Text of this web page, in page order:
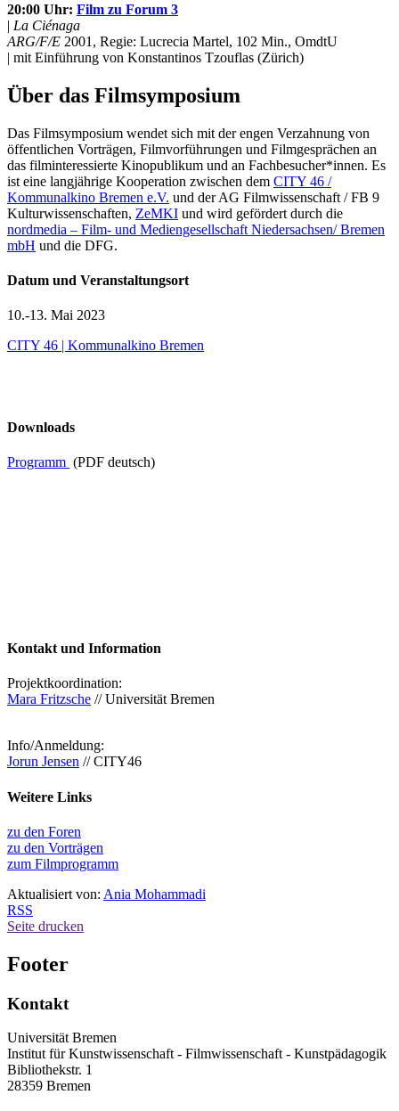
20:00 Uhr: Film zu Forum 3
| La Ciénaga
ARG/F/E 2001, Regie: Lucrecia Martel, 102 Min., OmdtU
| mit Einführung von Konstantinos Tzouflas (Zürich)
Über das Filmsymposium
Das Filmsymposium wendet sich mit der engen Verzahnung von
öffentlichen Vorträgen, Filmvorführungen und Filmgesprächen an
das filminteressierte Kinopublikum und an Fachbesucher*innen. Es
ist eine langjährige Kooperation zwischen dem CITY 46 /
Kommunalkino Bremen e.V. und der AG Filmwissenschaft / FB 9
Kulturwissenschaften, ZeMKI und wird gefördert durch die
nordmedia – Film- und Mediengesellschaft Niedersachsen/ Bremen
mbH und die DFG.
Datum und Veranstaltungsort
10.-13. Mai 2023
CITY 46 | Kommunalkino Bremen
Downloads
Programm (PDF deutsch)
Kontakt und Information
Projektkoordination:
Mara Fritzsche // Universität Bremen
Info/Anmeldung:
Jorun Jensen // CITY46
Weitere Links
zu den Foren
zu den Vorträgen
zum Filmprogramm
Aktualisiert von: Ania Mohammadi
RSS
Seite drucken
Footer
Kontakt
Universität Bremen
Institut für Kunstwissenschaft - Filmwissenschaft - Kunstpädagogik
Bibliothekstr. 1
28359 Bremen